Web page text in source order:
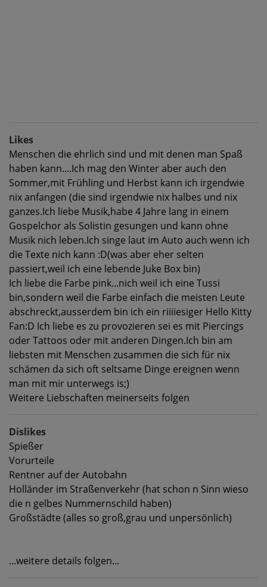
Likes
Menschen die ehrlich sind und mit denen man Spaß
haben kann....Ich mag den Winter aber auch den
Sommer,mit Frühling und Herbst kann ich irgendwie
nix anfangen (die sind irgendwie nix halbes und nix
ganzes.Ich liebe Musik,habe 4 Jahre lang in einem
Gospelchor als Solistin gesungen und kann ohne
Musik nich leben.Ich singe laut im Auto auch wenn ich
die Texte nich kann :D(was aber eher selten
passiert,weil ich eine lebende Juke Box bin)
Ich liebe die Farbe pink...nich weil ich eine Tussi
bin,sondern weil die Farbe einfach die meisten Leute
abschreckt,ausserdem bin ich ein riiiiesiger Hello Kitty
Fan:D Ich liebe es zu provozieren sei es mit Piercings
oder Tattoos oder mit anderen Dingen.Ich bin am
liebsten mit Menschen zusammen die sich für nix
schämen da sich oft seltsame Dinge ereignen wenn
man mit mir unterwegs is;)
Weitere Liebschaften meinerseits folgen
Dislikes
Spießer
Vorurteile
Rentner auf der Autobahn
Holländer im Straßenverkehr (hat schon n Sinn wieso
die n gelbes Nummernschild haben)
Großstädte (alles so groß,grau und unpersönlich)
...weitere details folgen...